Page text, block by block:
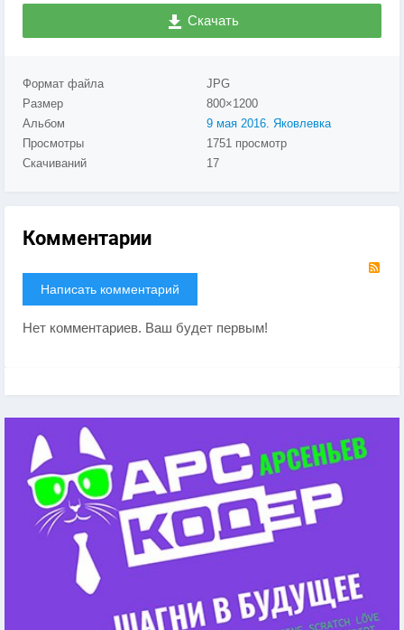
Скачать
Формат файла
JPG
Размер
800×1200
Альбом
9 мая 2016. Яковлевка
Просмотры
1751 просмотр
Скачиваний
17
Комментарии
Написать комментарий
Нет комментариев. Ваш будет первым!